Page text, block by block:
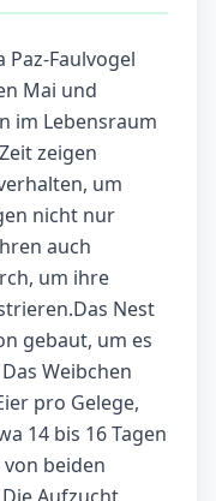
Faulvogel
Mai und
im Lebensraum
zeigen
um
nicht nur
auch
um ihre
Nest
gebaut, um es
Weibchen
pro Gelege,
14 bis 16 Tagen
beiden